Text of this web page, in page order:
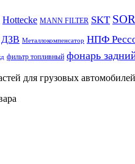
Hottecke MANN FILTER SKT
ДЗВ Металлокомпенсатор НПФ
фильтр топливный фонарь
для грузовых